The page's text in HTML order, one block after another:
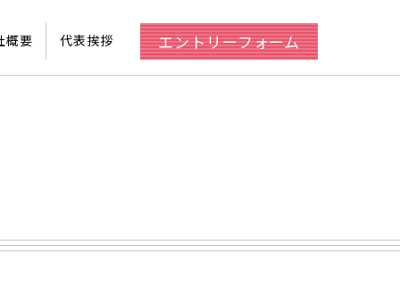
概要 代表挨拶 エントリーフォーム